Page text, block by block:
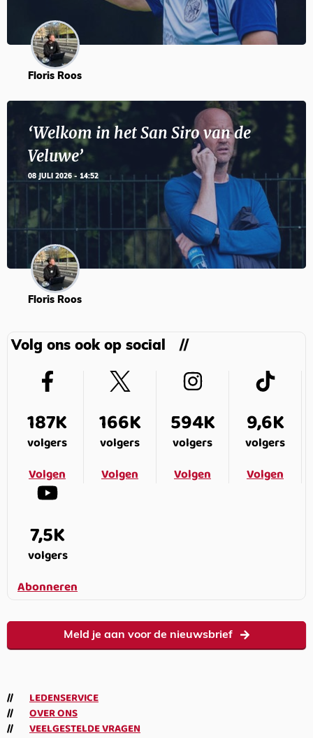
Floris Roos
‘Welkom in het San Siro van de
Veluwe’
08 JULI 2026 - 14:52
Floris Roos
Volg ons ook op social
187K
volgers
Volgen
166K
volgers
Volgen
594K
volgers
Volgen
9,6K
volgers
Volgen
7,5K
volgers
Abonneren
Meld je aan voor de nieuwsbrief
LEDENSERVICE
OVER ONS
VEELGESTELDE VRAGEN